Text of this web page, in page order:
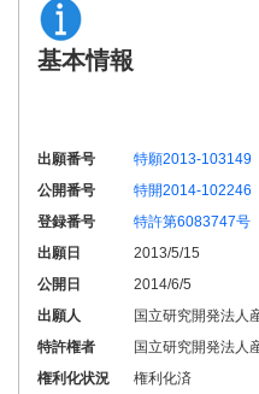
基本情報
出願番号
特願2013-103149
公開番号
特開2014-102246
登録番号
特許第6083747号
出願日
2013/5/15
公開日
2014/6/5
出願人
国立研究開発法人
特許権者
国立研究開発法人
権利化状況
権利化済